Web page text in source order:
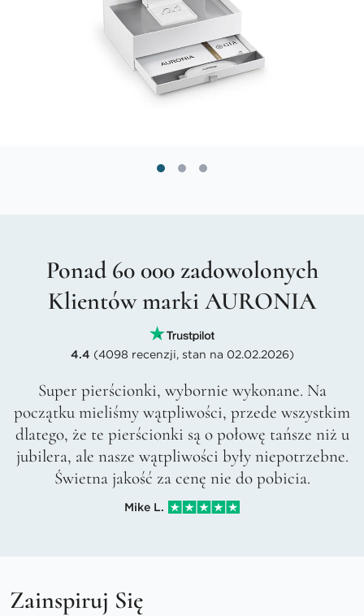
Ponad 60 000 zadowolonych
Klientów marki AURONIA
4.4 (4098 recenzji, stan na 02.02.2026)
Super pierścionki, wybornie wykonane. Na
początku mieliśmy wątpliwości, przede wszystkim
dlatego, że te pierścionki są o połowę tańsze niż u
jubilera, ale nasze wątpliwości były niepotrzebne.
Świetna jakość za cenę nie do pobicia.
Mike L.
Zainspiruj Się